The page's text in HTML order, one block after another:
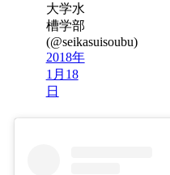
大学水
槽学部
(@seikasuisoubu)
2018年
1月18
日